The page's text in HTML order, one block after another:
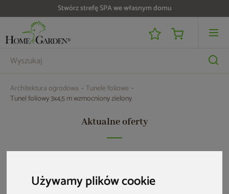
Używamy plików cookie
Do 25 000 zł zwrotu na kartę i raty RRSO 0%
Architektura ogrodowa
Tunele foliowe
Tunel foliowy 3x4,5 m wzmocniony zielony
Aktualne oferty